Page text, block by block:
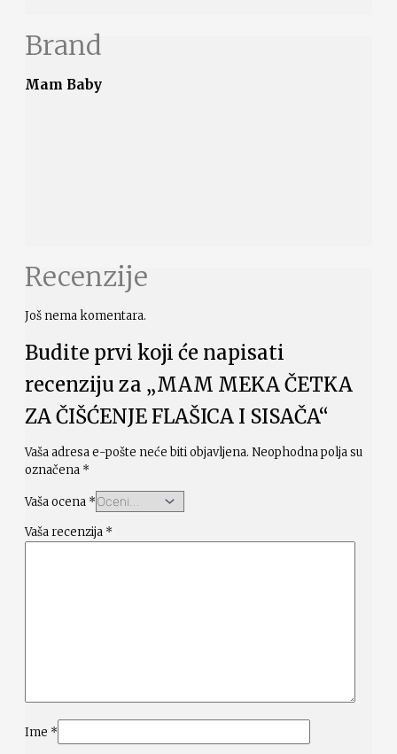
Brand
Mam Baby
Recenzije
Još nema komentara.
Budite prvi koji će napisati
recenziju za „MAM MEKA ČETKA
ZA ČIŠĆENJE FLAŠICA I SISAČA“
Vaša adresa e-pošte neće biti objavljena. Neophodna polja su
označena *
Vaša ocena *
Vaša recenzija *
Ime *